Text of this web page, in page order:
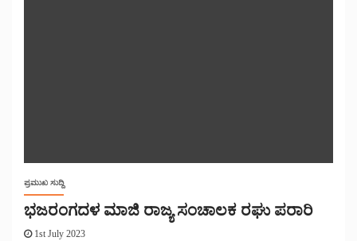
ಪ್ರಮುಖ ಸುದ್ದಿ
ಭಜರಂಗದಳ ಮಾಜಿ ರಾಜ್ಯ ಸಂಚಾಲಕ ರಘು ಪರಾರಿ
1st July 2023